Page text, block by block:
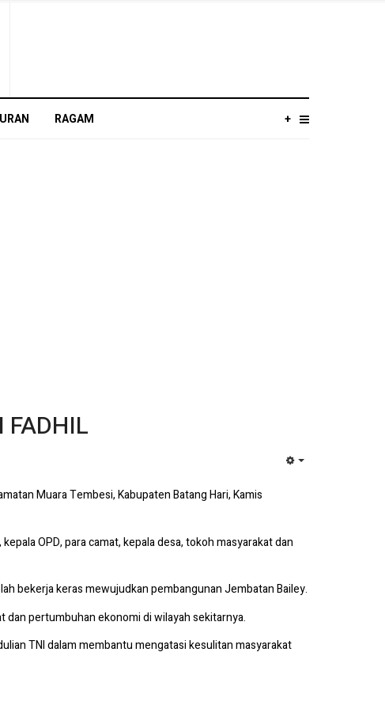
RAGAM +
FADHIL
Muara Tembesi, Kabupaten Batang Hari, Kamis
OPD, para camat, kepala desa, tokoh masyarakat dan
bekerja keras mewujudkan pembangunan Jembatan Bailey.
dan pertumbuhan ekonomi di wilayah sekitarnya.
TNI dalam membantu mengatasi kesulitan masyarakat